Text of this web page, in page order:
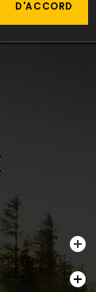

